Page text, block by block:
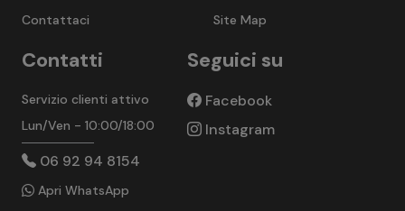
Site Map
Contattaci
Contatti
Servizio clienti attivo
Lun/Ven - 10:00/18:00
06 92 94 8154
Apri WhatsApp
Seguici su
Facebook
Instagram